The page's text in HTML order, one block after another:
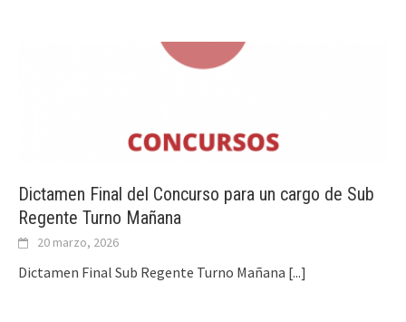
Dictamen Final del Concurso para un cargo de Sub
Regente Turno Mañana
20 marzo, 2026
Dictamen Final Sub Regente Turno Mañana [...]